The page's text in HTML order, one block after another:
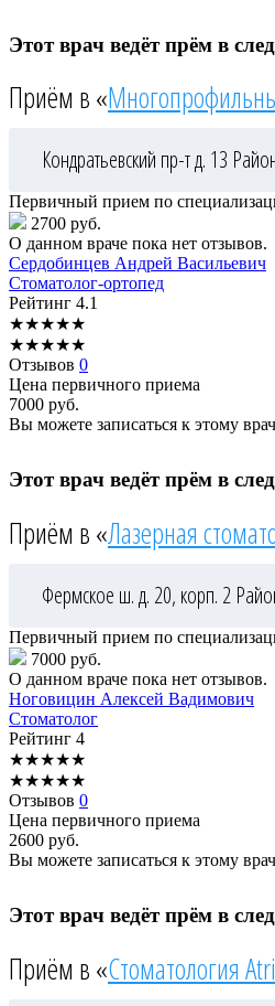
Этот врач ведёт прём в
Приём в «
Кондратьевский пр-т д. 13
Первичный прием по
2700 руб.
О данном враче пока нет отзывов.
Сердобинцев Андрей Васильевич
Стоматолог-ортопед
Рейтинг 4.1
★★★★★
★★★★★
Отзывов 0
Цена первичного приема
7000 руб.
Вы можете записаться к этому
Этот врач ведёт прём в
Приём в «Лазерная
Фермское ш. д. 20, корп. 2
Первичный прием по
7000 руб.
О данном враче пока нет отзывов.
Ноговицин Алексей Вадимович
Стоматолог
Рейтинг 4
★★★★★
★★★★★
Отзывов 0
Цена первичного приема
2600 руб.
Вы можете записаться к этому
Этот врач ведёт прём в
Приём в «Стоматология